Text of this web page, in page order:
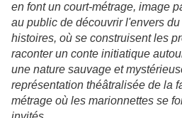
en font un court-métrage, image
au public de découvrir l'envers
histoires, où se construisent les
raconter un conte initiatique
une nature sauvage et
représentation théâtralisée de la
métrage où les marionnettes se